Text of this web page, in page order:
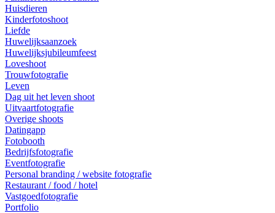
Huisdieren
Kinderfotoshoot
Liefde
Huwelijksaanzoek
Huwelijksjubileumfeest
Loveshoot
Trouwfotografie
Leven
Dag uit het leven shoot
Uitvaartfotografie
Overige shoots
Datingapp
Fotobooth
Bedrijfsfotografie
Eventfotografie
Personal branding / website fotografie
Restaurant / food / hotel
Vastgoedfotografie
Portfolio